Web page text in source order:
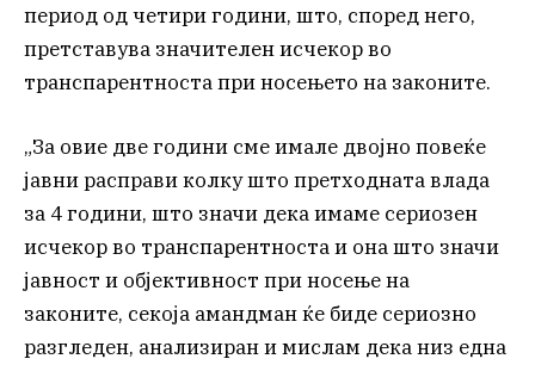
период од четири години, што, според него,
претставува значителен исчекор во
транспарентноста при носењето на законите.
„За овие две години сме имале двојно повеќе
јавни расправи колку што претходната влада
за 4 години, што значи дека имаме сериозен
исчекор во транспарентноста и она што значи
јавност и објективност при носење на
законите, секоја амандман ќе биде сериозно
разгледен, анализиран и мислам дека низ една